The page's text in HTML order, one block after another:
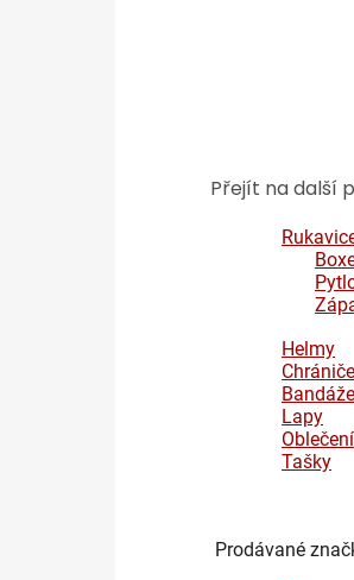
Přejít na další
Helmy
Chrániče
Bandáže
Lapy
Oblečení
Tašky
Prodávané